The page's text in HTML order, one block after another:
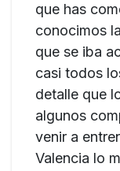
que has
conocimos
que se iba
casi todos
detalle que
algunos
venir a
Valencia lo